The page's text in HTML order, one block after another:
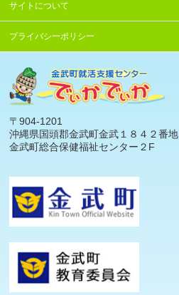
サイトについて
プライバシーポリシー
〒904-1201
沖縄県国頭郡金武町金武１８４２番地
金武町総合保健福祉センター２F